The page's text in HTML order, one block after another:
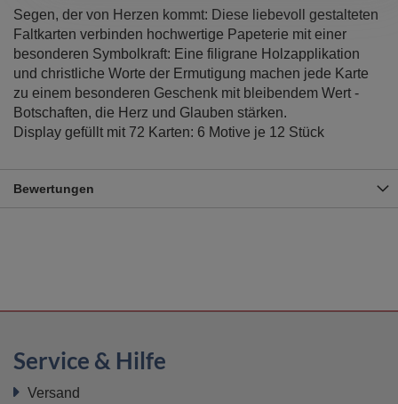
Segen, der von Herzen kommt: Diese liebevoll gestalteten
Faltkarten verbinden hochwertige Papeterie mit einer
besonderen Symbolkraft: Eine filigrane Holzapplikation
und christliche Worte der Ermutigung machen jede Karte
zu einem besonderen Geschenk mit bleibendem Wert -
Botschaften, die Herz und Glauben stärken.
Display gefüllt mit 72 Karten: 6 Motive je 12 Stück
Bewertungen
Service & Hilfe
Versand